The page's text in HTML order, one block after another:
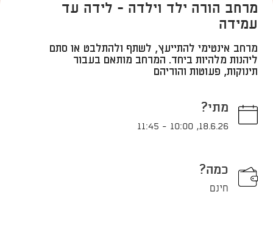
מרחב הורה ילד וילדה - לידה עד
עמידה
מרחב אינטימי להתייעץ, לשתף ולהתלבט או סתם
ליהנות מלהיות ביחד. המרחב מותאם בעבור
תינוקות, פעוטות והוריהם
מתי?
18.6.26
,
10:00
-
11:45
כמה?
חינם